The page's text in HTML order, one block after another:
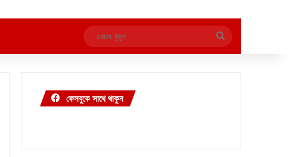
এখানে
খুঁজুন
ফেসবুকে সাথে থাকুন